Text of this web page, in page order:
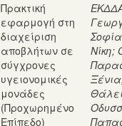
Πρακτική
εφαρμογή στη
διαχείριση
αποβλήτων σε
σύγχρονες
υγειονομικές
μονάδες
(Προχωρημένο
Επίπεδο)
Σοφία
Νίκη;
Ξένια